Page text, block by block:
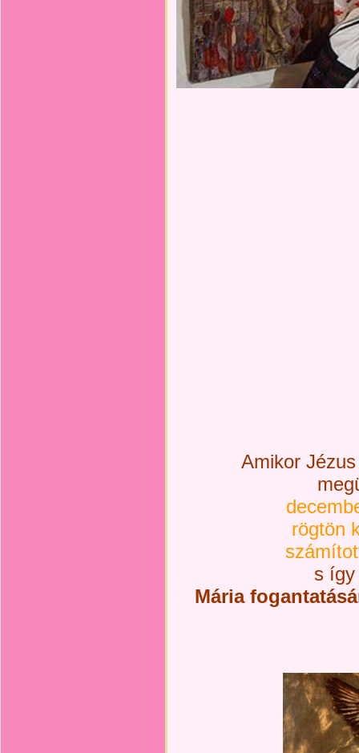
Amikor
rögtön
s
Mária